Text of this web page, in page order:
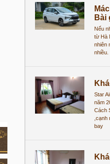
Bài
Nếu
từ Hà
nhiên
nhiều.
Star
năm
Cách
,cạnh
bay